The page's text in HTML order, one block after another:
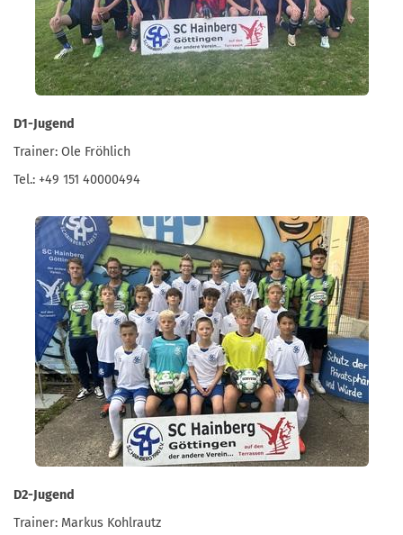
D1-Jugend
Trainer: Ole Fröhlich
Tel.: +49 151 40000494
D2-Jugend
Trainer: Markus Kohlrautz